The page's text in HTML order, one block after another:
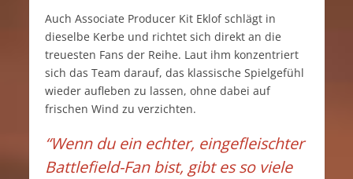
Auch Associate Producer Kit Eklof schlägt in
dieselbe Kerbe und richtet sich direkt an die
treuesten Fans der Reihe. Laut ihm konzentriert
sich das Team darauf, das klassische Spielgefühl
wieder aufleben zu lassen, ohne dabei auf
frischen Wind zu verzichten.
“Wenn du ein echter, eingefleischter
Battlefield-Fan bist, gibt es so viele